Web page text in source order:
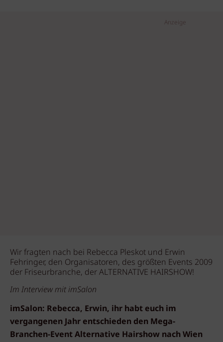
Anzeige
Wir fragten nach bei Rebecca Pleskot und Erwin
Fehringer, den Organisatoren, des größten Events 2009
der Friseurbranche, der ALTERNATIVE HAIRSHOW!
Im Interview mit imSalon
imSalon: Rebecca, Erwin, ihr habt euch im
vergangenen Jahr entschieden den Mega-
Branchen-Event Alternative Hairshow nach Wien